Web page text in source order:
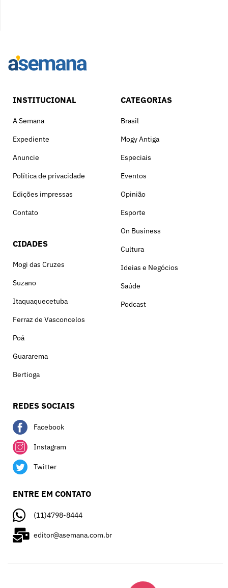
INSTITUCIONAL
A Semana
Expediente
Anuncie
Política de privacidade
Edições impressas
Contato
CIDADES
Mogi das Cruzes
Suzano
Itaquaquecetuba
Ferraz de Vasconcelos
Poá
Guararema
Bertioga
CATEGORIAS
Brasil
Mogy Antiga
Especiais
Eventos
Opinião
Esporte
On Business
Cultura
Ideias e Negócios
Saúde
Podcast
REDES SOCIAIS
Facebook
Instagram
Twitter
ENTRE EM CONTATO
(11)4798-8444
editor@asemana.com.br